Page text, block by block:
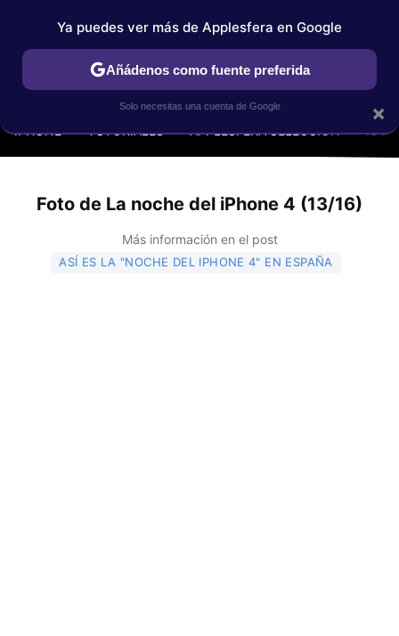
IPHONE TUTORIALES APPLESFERA SELECCIÓN IOS
Foto de La noche del iPhone 4 (13/16)
Más información en el post
ASÍ ES LA "NOCHE DEL IPHONE 4" EN ESPAÑA
×
Ya puedes ver más de Applesfera en Google
Añádenos como fuente preferida
Solo necesitas una cuenta de Google